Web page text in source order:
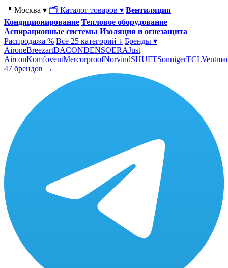
📍 Москва ▾ 🗂 Каталог товаров ▾ Вентиляция
Кондиционирование Тепловое оборудование
Аспирационные системы Изоляция и огнезащита
Распродажа % Все 25 категорий ↓ Бренды ▾
AironeBreezartDACONDENSOERAJust
AirconKomfoventMercorproofNorvindSHUFTSonnigerTCL
47 брендов →